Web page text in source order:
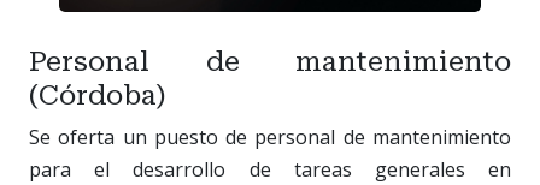
Personal de mantenimiento
(Córdoba)
Se oferta un puesto de personal de mantenimiento
para el desarrollo de tareas generales en